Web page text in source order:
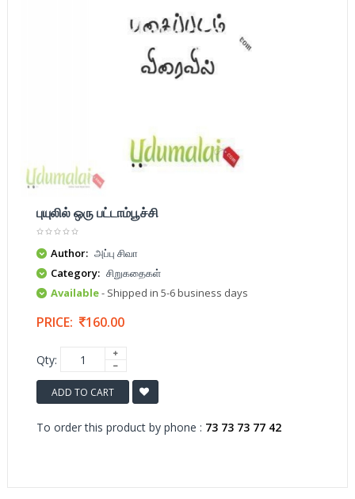
புயுலில் ஒரு பட்டாம்பூச்சி
Author: அப்பு சிவா
Category: சிறுகதைகள்
Available- Shipped in 5-6 business days
PRICE: 160.00
Qty:
ADD TO CART
To order this product by phone : 73 73 73 77 42